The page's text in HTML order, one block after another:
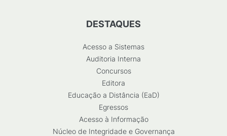
DESTAQUES
Acesso a Sistemas
Auditoria Interna
Concursos
Editora
Educação a Distância (EaD)
Egressos
Acesso à Informação
Núcleo de Integridade e Governança